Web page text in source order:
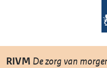
Overslaan en naar de inhoud
RIVM De zorg van